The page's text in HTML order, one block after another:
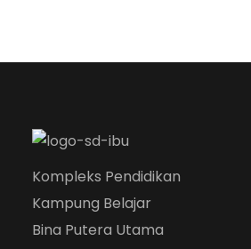
Kompleks Pendidikan
Kampung Belajar
Bina Putera Utama